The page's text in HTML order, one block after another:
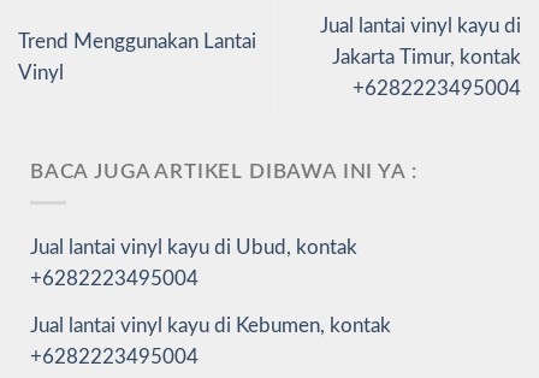
Trend Menggunakan Lantai
Vinyl
Jual lantai vinyl kayu di
Jakarta Timur, kontak
+6282223495004
BACA JUGA ARTIKEL DIBAWA INI YA :
Jual lantai vinyl kayu di Ubud, kontak
+6282223495004
Jual lantai vinyl kayu di Kebumen, kontak
+6282223495004